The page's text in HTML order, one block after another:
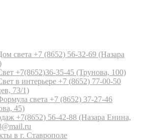
света +7 (8652) 56-32-69 (Назара
+7(8652)36-35-45 (Трунова, 100)
в интерьере +7 (8652) 77-00-50
73/1)
света +7 (8652) 37-27-46
45)
+7(8652) 56-42-88 (Назара Енина,
в г. Ставрополе